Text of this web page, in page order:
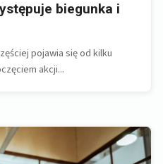
biegunka i
pojawia się od kilku
akcji...